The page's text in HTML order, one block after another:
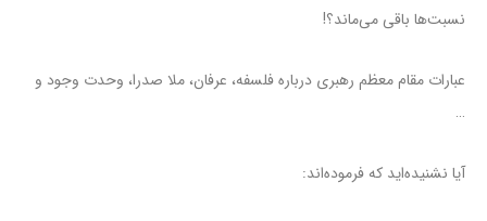
نسبت‌ها باقی می‌ماند؟!
عبارات مقام معظم رهبری درباره فلسفه، عرفان، ملا صدرا، وحدت وجود و
…
آیا نشنیده‌اید که فرموده‌اند: